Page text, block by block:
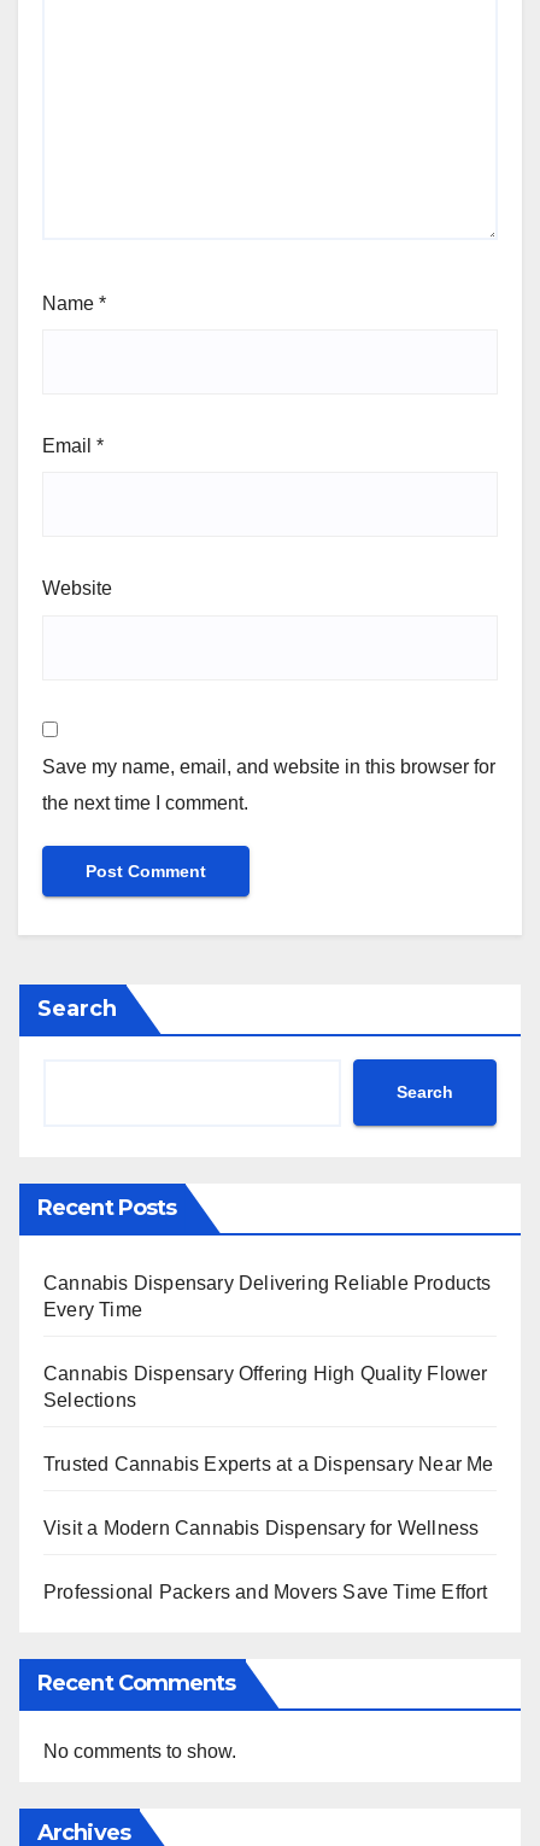
Name *
Email *
Website
Save my name, email, and website in this browser for
the next time I comment.
Search
Search
Recent Posts
Cannabis Dispensary Delivering Reliable Products
Every Time
Cannabis Dispensary Offering High Quality Flower
Selections
Trusted Cannabis Experts at a Dispensary Near Me
Visit a Modern Cannabis Dispensary for Wellness
Professional Packers and Movers Save Time Effort
Recent Comments
No comments to show.
Archives